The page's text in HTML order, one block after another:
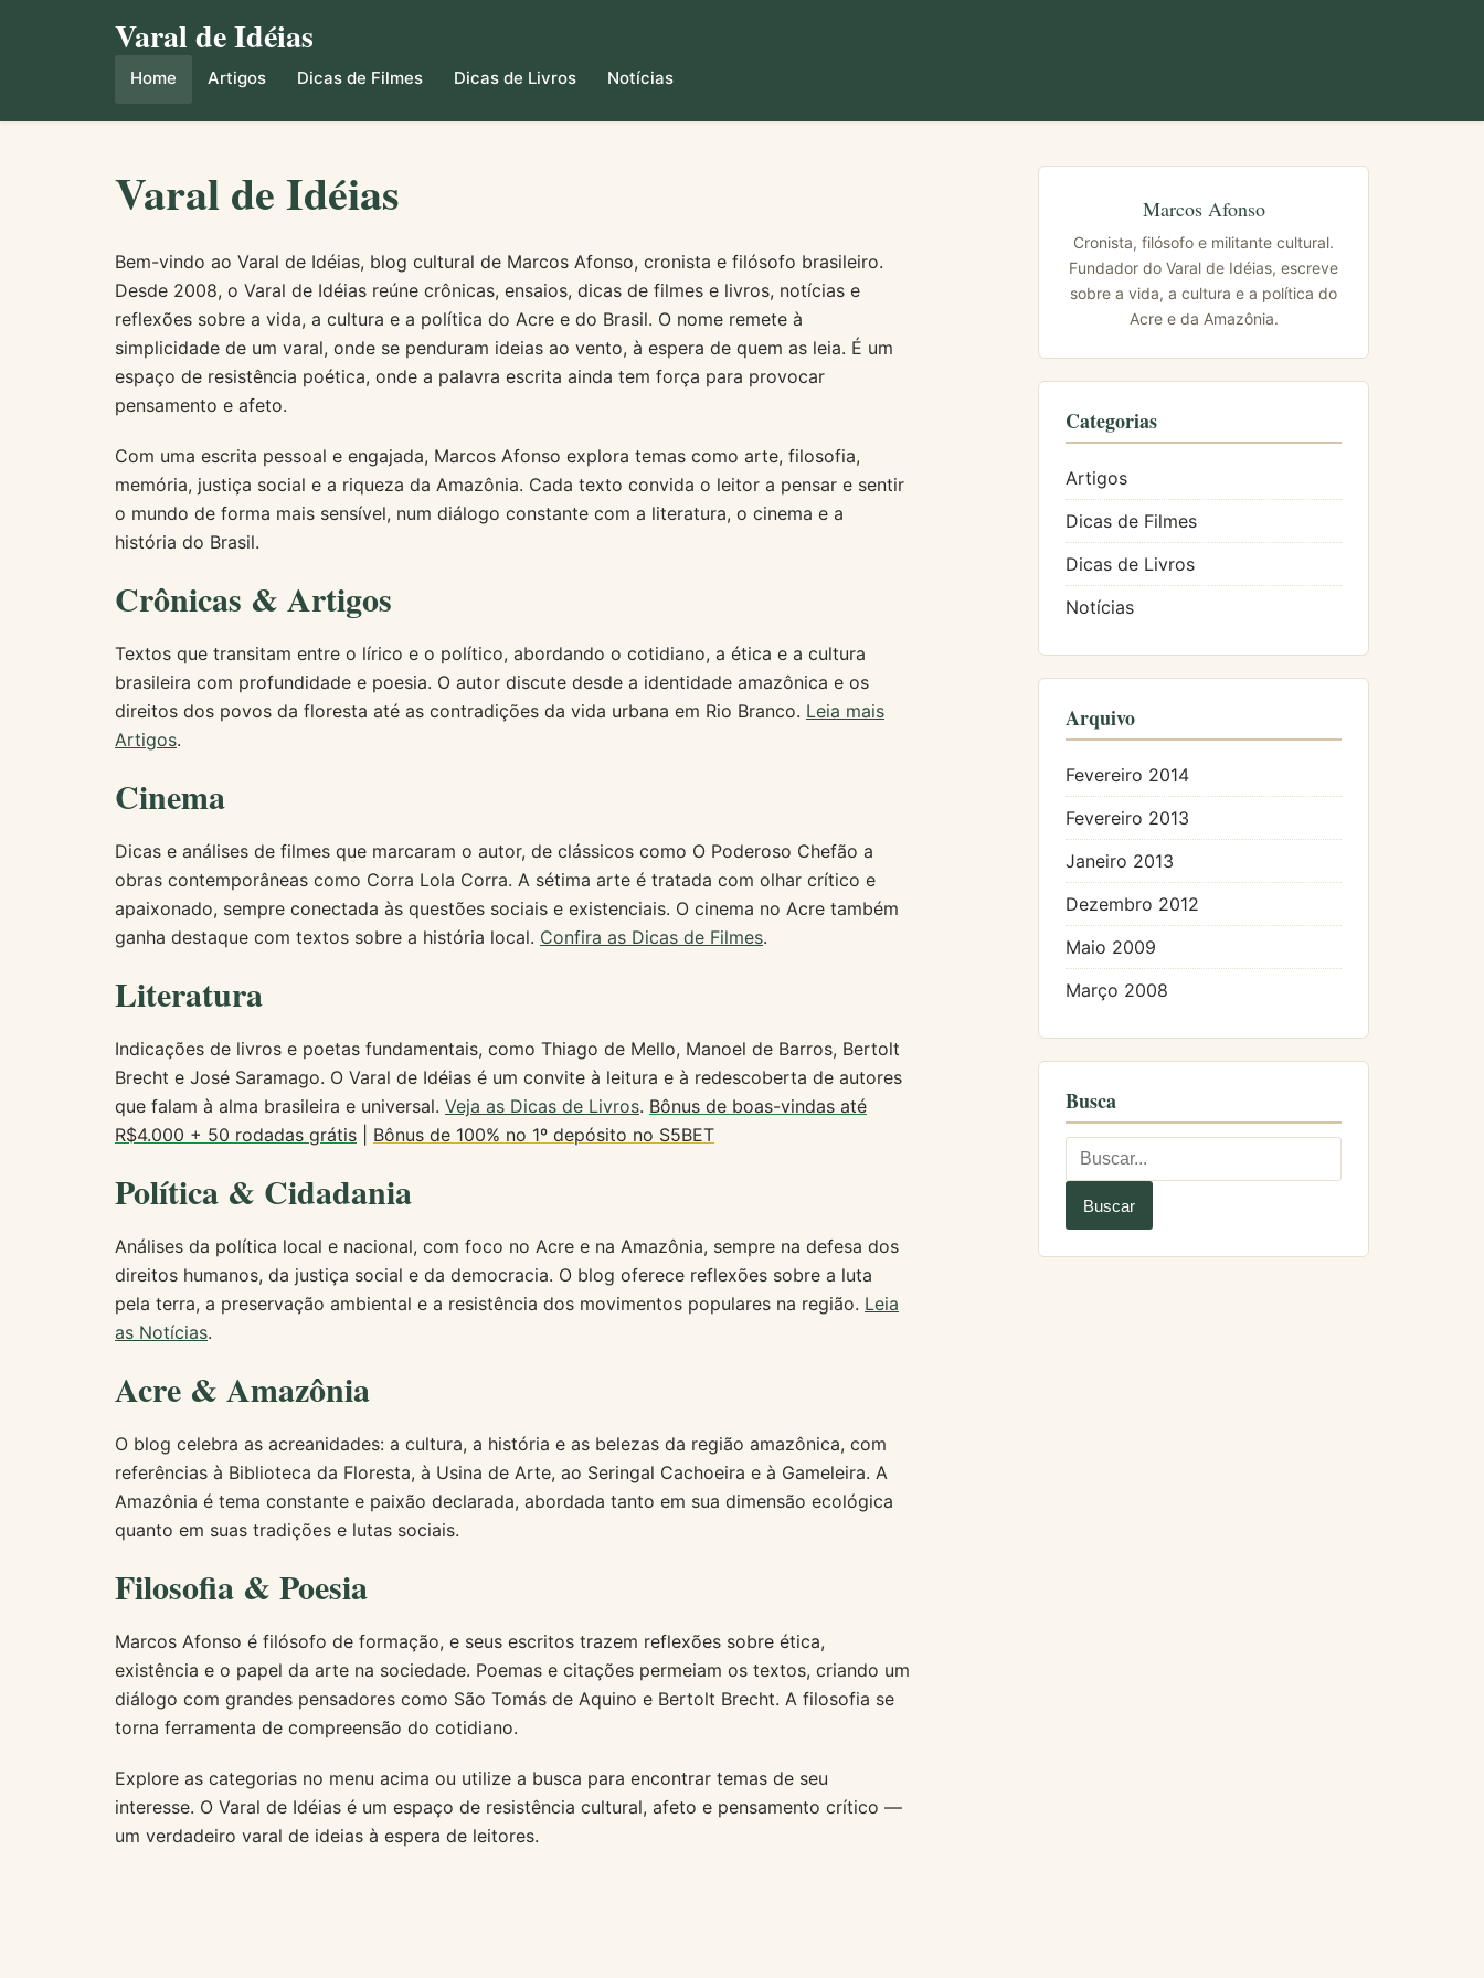
Varal de Idéias
Home Artigos Dicas de Filmes Dicas de Livros Notícias
Varal de Idéias
Bem-vindo ao Varal de Idéias, blog cultural de Marcos Afonso, cronista e filósofo brasileiro.
Desde 2008, o Varal de Idéias reúne crônicas, ensaios, dicas de filmes e livros, notícias e
reflexões sobre a vida, a cultura e a política do Acre e do Brasil. O nome remete à
simplicidade de um varal, onde se penduram ideias ao vento, à espera de quem as leia. É um
espaço de resistência poética, onde a palavra escrita ainda tem força para provocar
pensamento e afeto.
Com uma escrita pessoal e engajada, Marcos Afonso explora temas como arte, filosofia,
memória, justiça social e a riqueza da Amazônia. Cada texto convida o leitor a pensar e sentir
o mundo de forma mais sensível, num diálogo constante com a literatura, o cinema e a
história do Brasil.
Crônicas & Artigos
Textos que transitam entre o lírico e o político, abordando o cotidiano, a ética e a cultura
brasileira com profundidade e poesia. O autor discute desde a identidade amazônica e os
direitos dos povos da floresta até as contradições da vida urbana em Rio Branco. Leia mais
Artigos.
Cinema
Dicas e análises de filmes que marcaram o autor, de clássicos como O Poderoso Chefão a
obras contemporâneas como Corra Lola Corra. A sétima arte é tratada com olhar crítico e
apaixonado, sempre conectada às questões sociais e existenciais. O cinema no Acre também
ganha destaque com textos sobre a história local. Confira as Dicas de Filmes.
Literatura
Indicações de livros e poetas fundamentais, como Thiago de Mello, Manoel de Barros, Bertolt
Brecht e José Saramago. O Varal de Idéias é um convite à leitura e à redescoberta de autores
que falam à alma brasileira e universal. Veja as Dicas de Livros. Bônus de boas-vindas até
R$4.000 + 50 rodadas grátis
Bônus de 100% no 1º depósito no S5BET
Política & Cidadania
Análises da política local e nacional, com foco no Acre e na Amazônia, sempre na defesa dos
direitos humanos, da justiça social e da democracia. O blog oferece reflexões sobre a luta
pela terra, a preservação ambiental e a resistência dos movimentos populares na região. Leia
as Notícias.
Acre & Amazônia
O blog celebra as acreanidades: a cultura, a história e as belezas da região amazônica, com
referências à Biblioteca da Floresta, à Usina de Arte, ao Seringal Cachoeira e à Gameleira. A
Amazônia é tema constante e paixão declarada, abordada tanto em sua dimensão ecológica
quanto em suas tradições e lutas sociais.
Filosofia & Poesia
Marcos Afonso é filósofo de formação, e seus escritos trazem reflexões sobre ética,
existência e o papel da arte na sociedade. Poemas e citações permeiam os textos, criando um
diálogo com grandes pensadores como São Tomás de Aquino e Bertolt Brecht. A filosofia se
torna ferramenta de compreensão do cotidiano.
Explore as categorias no menu acima ou utilize a busca para encontrar temas de seu
interesse. O Varal de Idéias é um espaço de resistência cultural, afeto e pensamento crítico —
um verdadeiro varal de ideias à espera de leitores.
Marcos Afonso
Cronista, filósofo e militante cultural.
Fundador do Varal de Idéias, escreve
sobre a vida, a cultura e a política do
Acre e da Amazônia.
Categorias
Artigos
Dicas de Filmes
Dicas de Livros
Notícias
Arquivo
Fevereiro 2014
Fevereiro 2013
Janeiro 2013
Dezembro 2012
Maio 2009
Março 2008
Busca